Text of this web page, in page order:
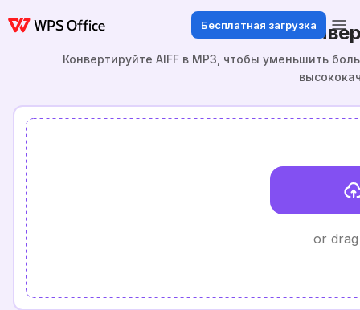
Бесплатная загрузка
Конвертируйте AIFF в MP3, чтобы уменьшить
or